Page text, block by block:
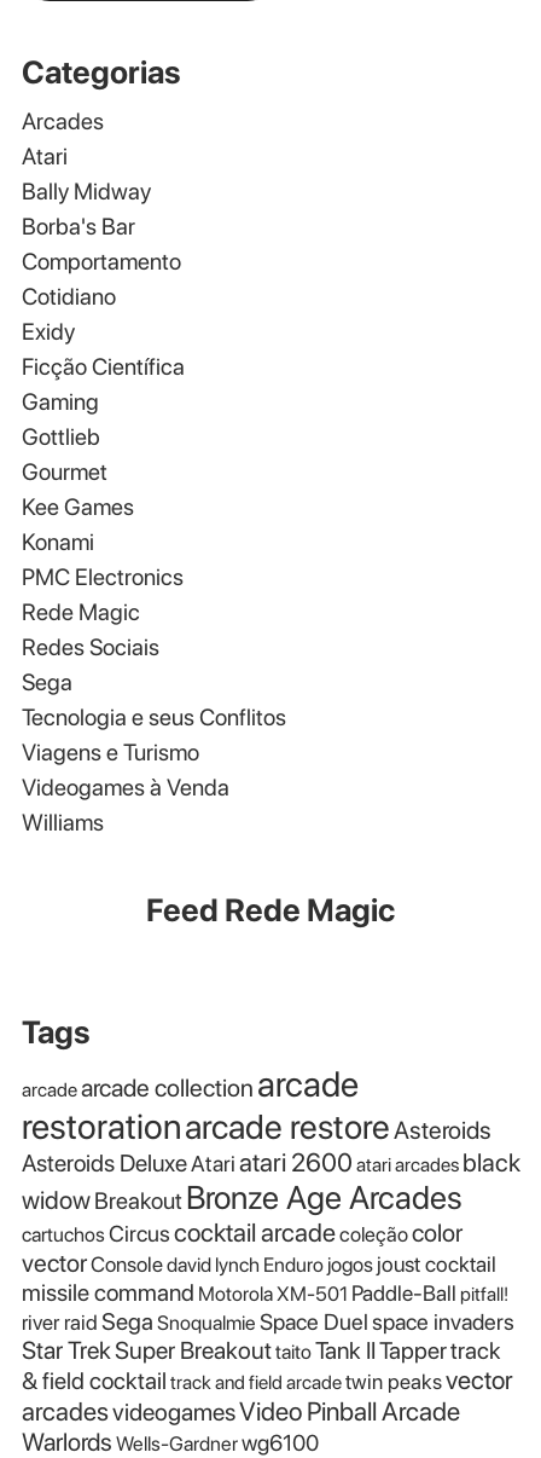
Categorias
Arcades
Atari
Bally Midway
Borba's Bar
Comportamento
Cotidiano
Exidy
Ficção Científica
Gaming
Gottlieb
Gourmet
Kee Games
Konami
PMC Electronics
Rede Magic
Redes Sociais
Sega
Tecnologia e seus Conflitos
Viagens e Turismo
Videogames à Venda
Williams
Feed Rede Magic
Tags
arcadearcade collection arcade
restorationarcade restoreAsteroids
Asteroids DeluxeAtariatari 2600 atari arcades black
widowBreakoutBronze Age Arcades
cartuchosCircuscocktail arcadecoleçãocolor
vectorConsoledavid lynch Enduro jogos joust cocktail
missile command Motorola XM-501 Paddle-Ball pitfall!
river raidSega Snoqualmie Space Duelspace invaders
Star TrekSuper BreakouttaitoTank IITappertrack
& field cocktail track and field arcadetwin peaksvector
arcadesvideogamesVideo Pinball Arcade
Warlords Wells-Gardnerwg6100